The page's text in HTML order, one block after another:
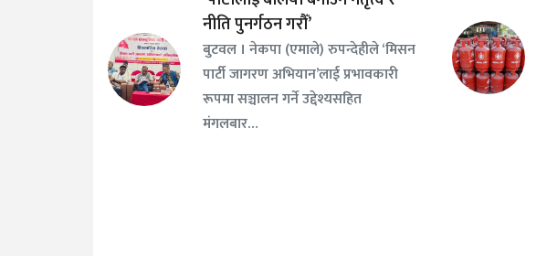
नीति पुनर्गठन गरौँ’
बुटवल । नेकपा (एमाले) रुपन्देहीले ‘मिसन
पार्टी जागरण अभियान’लाई प्रभावकारी
रूपमा सञ्चालन गर्ने उद्देश्यसहित
मंगलबार…